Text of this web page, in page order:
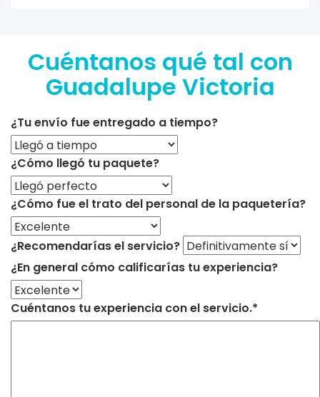
Cuéntanos qué tal con
Guadalupe Victoria
¿Tu envío fue entregado a tiempo?
¿Cómo llegó tu paquete?
¿Cómo fue el trato del personal de la paquetería?
¿Recomendarías el servicio?
¿En general cómo calificarías tu experiencia?
Cuéntanos tu experiencia con el servicio.*